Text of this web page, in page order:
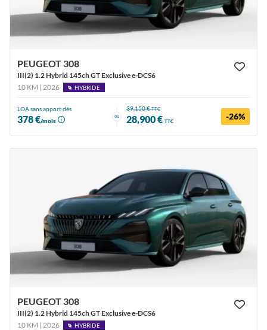
PEUGEOT 308
III(2) 1.2 Hybrid 145ch GT Exclusive e-DCS6
10 KM | 2026
HYBRIDE
LOA sans apport dès
378 €/mois
ou
39,150 €TTC
28,900 € TTC -26%
PEUGEOT 308
III(2) 1.2 Hybrid 145ch GT Exclusive e-DCS6
10 KM | 2026
HYBRIDE